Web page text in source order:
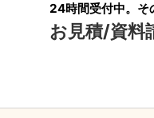
24時間受付中。そ
お見積/資料